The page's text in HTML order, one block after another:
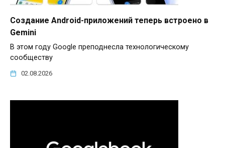
Создание Android-приложений теперь встроено в
Gemini
В этом году Google преподнесла технологическому
сообществу
02.08.2026